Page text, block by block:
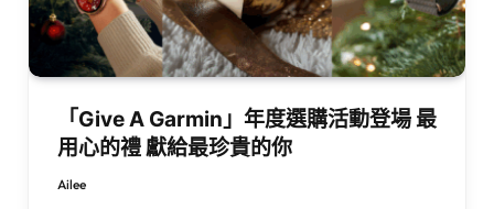
「Give A Garmin」年度選購活動登場 最
用心的禮 獻給最珍貴的你
Ailee